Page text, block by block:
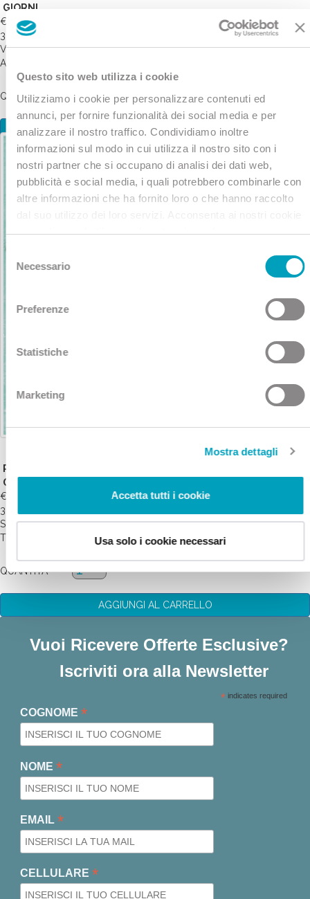
Questo sito web utilizza i cookie
Utilizziamo i cookie per personalizzare contenuti ed
annunci, per fornire funzionalità dei social media e per
analizzare il nostro traffico. Condividiamo inoltre
informazioni sul modo in cui utilizza il nostro sito con i
nostri partner che si occupano di analisi dei dati web,
pubblicità e social media, i quali potrebbero combinarle con
altre informazioni che ha fornito loro o che hanno raccolto
se continua ad utilizzare il nostro sito web.
Selezione
delNecessario
Preferenze
Statistiche
Marketing
Mostra dettagli
Accetta tutti i cookie
Usa solo i cookie necessari
GIORNI
€ 383
328
VIVI TRE GIORNI DI RELAX TRA LE COLLINE TOSCANE DELLE
ACQUE TERMALI IN COMPLETA SICUREZZA.
QUANTITA'
REMISE EN FORME 7
GIORNI
€ 926
330
SCEGLI IL BENESSERE TRA LE COLLINE TOSCANE DELLE ACQUE
TERMALI IN COMPLETA SICUREZZA.
QUANTITA'
Vuoi Ricevere Offerte Esclusive?
Iscriviti ora alla Newsletter
*indicates required
COGNOME*
NOME*
EMAIL*
CELLULARE*